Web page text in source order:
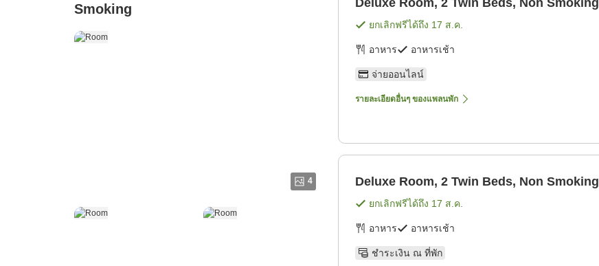
Smoking
4
ยกเลิกฟรีได้ถึง 17 ส.ค.
อาหาร อาหารเช้า
จ่ายออนไลน์
รายละเอียดอื่นๆ ของแพลนพัก
Deluxe Room, 2 Twin Beds, Non Smoking
ยกเลิกฟรีได้ถึง 17 ส.ค.
อาหาร อาหารเช้า
ชำระเงิน ณ ที่พัก